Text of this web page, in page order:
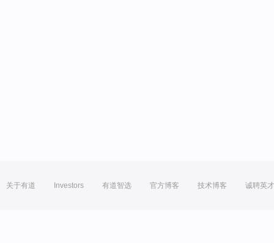
关于有道 Investors 有道智选 官方博客 技术博客 诚聘英才